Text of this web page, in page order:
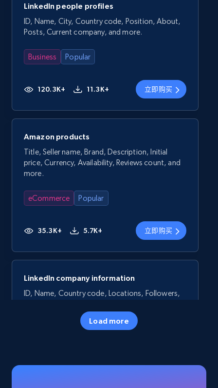
LinkedIn people profiles
ID, Name, City, Country code, Position, About,
Posts, Current company, and more.
Business Popular
120.3K+ 11.3K+ 立即购买
Amazon products
Title, Seller name, Brand, Description, Initial
price, Currency, Availability, Reviews count, and
more.
eCommerce Popular
35.3K+ 5.7K+ 立即购买
LinkedIn company information
ID, Name, Country code, Locations, Followers,
Load more